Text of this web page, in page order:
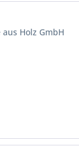
Holz GmbH